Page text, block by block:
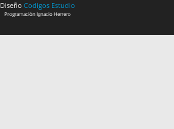
Diseño Codigos Estudio
ProgramaciónIgnacio Herrero